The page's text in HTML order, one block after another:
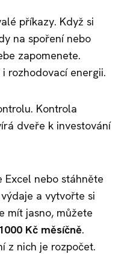
příkazy. Když si
na spoření nebo
zapomenete.
rozhodovací energii.
Kontrola
dveře k investování
nebo stáhněte
a vytvořte si
mít jasno, můžete
1000 Kč měsíčně.
z nich je rozpočet.